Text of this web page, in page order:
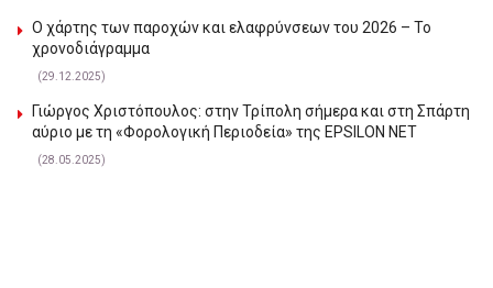
Ο χάρτης των παροχών και ελαφρύνσεων του 2026 – Το
χρονοδιάγραμμα
(29.12.2025)
Γιώργος Χριστόπουλος: στην Τρίπολη σήμερα και στη Σπάρτη
αύριο με τη «Φορολογική Περιοδεία» της EPSILON NET
(28.05.2025)